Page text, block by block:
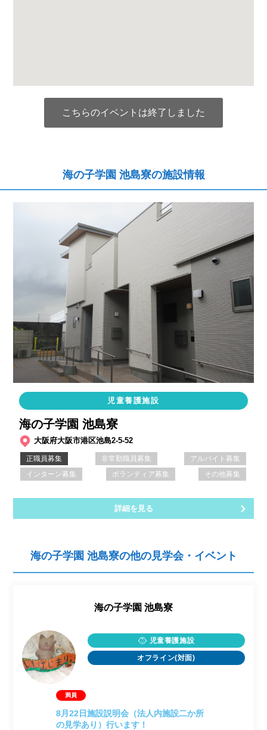
こちらのイベントは終了しました
海の子学園 池島寮の施設情報
児童養護施設
海の子学園 池島寮
大阪府大阪市港区池島2-5-52
正職員募集 非常勤職員募集
アルバイト募集
インターン募集
ボランティア募集 その他募集
詳細を見る
海の子学園 池島寮の他の見学会・イベント
海の子学園 池島寮
児童養護施設
オフライン(対面)
8月22日施設説明会（法人内施設二か所
の見学あり）行います！